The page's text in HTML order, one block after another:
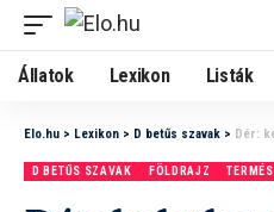
Állatok Lexikon Listák
Elo.hu > Lexikon > D betűs szavak > Dér:
D BETŰS SZAVAK FÖLDRAJZ